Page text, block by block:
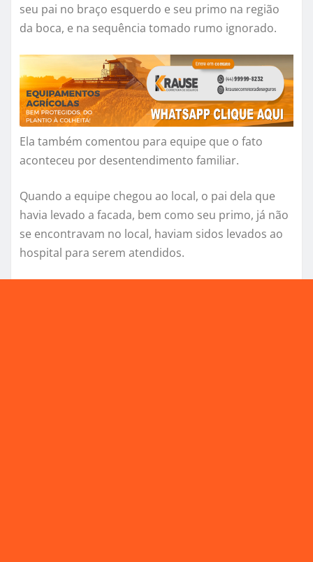
seu pai no braço esquerdo e seu primo na região
da boca, e na sequência tomado rumo ignorado.
Ela também comentou para equipe que o fato
aconteceu por desentendimento familiar.
Quando a equipe chegou ao local, o pai dela que
havia levado a facada, bem como seu primo, já não
se encontravam no local, haviam sidos levados ao
hospital para serem atendidos.